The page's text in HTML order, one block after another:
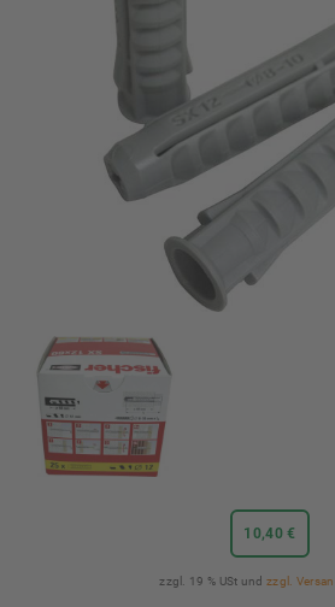
10,40 €
zzgl. 19 % USt und zzgl.